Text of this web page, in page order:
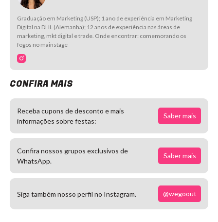
Graduação em Marketing (USP); 1 ano de experiência em Marketing
Digital na DHL (Alemanha); 12 anos de experiência nas áreas de
marketing, mkt digital e trade. Onde encontrar: comemorando os
fogos no mainstage
CONFIRA MAIS
Receba cupons de desconto e mais
informações sobre festas:
Saber mais
Confira nossos grupos exclusivos de
WhatsApp.
Saber mais
Siga também nosso perfil no Instagram. @wegoout